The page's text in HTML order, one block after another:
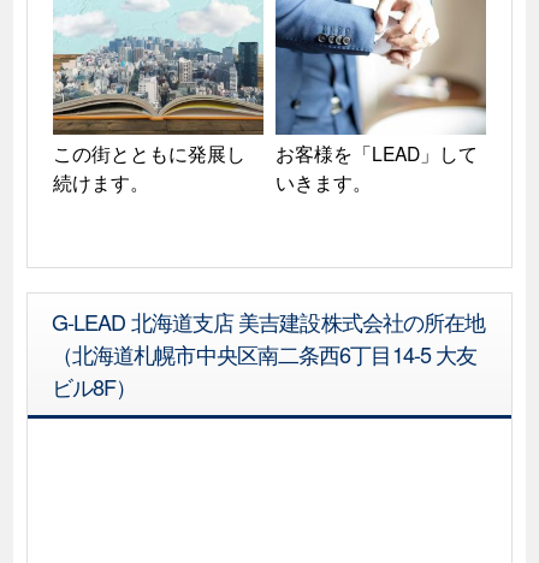
この街とともに発展し
続けます。
お客様を「LEAD」して
いきます。
G-LEAD 北海道支店 美吉建設株式会社の所在地
（北海道札幌市中央区南二条西6丁目14-5 大友
ビル8F）